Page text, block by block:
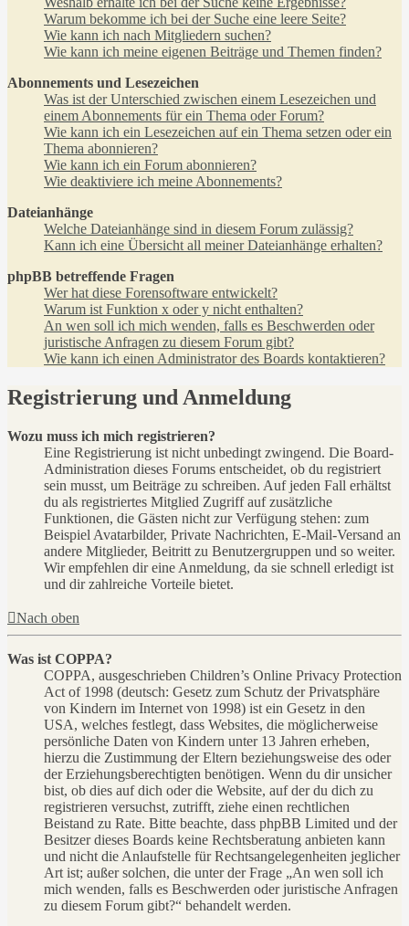
Warum bekomme ich bei der Suche eine leere Seite?
Wie kann ich nach Mitgliedern suchen?
Wie kann ich meine eigenen Beiträge und Themen finden?
Abonnements und Lesezeichen
Was ist der Unterschied zwischen einem Lesezeichen und
einem Abonnements für ein Thema oder Forum?
Wie kann ich ein Lesezeichen auf ein Thema setzen oder ein
Thema abonnieren?
Wie kann ich ein Forum abonnieren?
Wie deaktiviere ich meine Abonnements?
Dateianhänge
Welche Dateianhänge sind in diesem Forum zulässig?
Kann ich eine Übersicht all meiner Dateianhänge erhalten?
phpBB betreffende Fragen
Wer hat diese Forensoftware entwickelt?
Warum ist Funktion x oder y nicht enthalten?
An wen soll ich mich wenden, falls es Beschwerden oder
juristische Anfragen zu diesem Forum gibt?
Wie kann ich einen Administrator des Boards kontaktieren?
Registrierung und Anmeldung
Wozu muss ich mich registrieren?
Eine Registrierung ist nicht unbedingt zwingend. Die Board-
Administration dieses Forums entscheidet, ob du registriert
sein musst, um Beiträge zu schreiben. Auf jeden Fall erhältst
du als registriertes Mitglied Zugriff auf zusätzliche
Funktionen, die Gästen nicht zur Verfügung stehen: zum
Beispiel Avatarbilder, Private Nachrichten, E-Mail-Versand an
andere Mitglieder, Beitritt zu Benutzergruppen und so weiter.
Wir empfehlen dir eine Anmeldung, da sie schnell erledigt ist
und dir zahlreiche Vorteile bietet.
Nach oben
Was ist COPPA?
COPPA, ausgeschrieben Children’s Online Privacy Protection
Act of 1998 (deutsch: Gesetz zum Schutz der Privatsphäre
von Kindern im Internet von 1998) ist ein Gesetz in den
USA, welches festlegt, dass Websites, die möglicherweise
persönliche Daten von Kindern unter 13 Jahren erheben,
hierzu die Zustimmung der Eltern beziehungsweise des oder
der Erziehungsberechtigten benötigen. Wenn du dir unsicher
bist, ob dies auf dich oder die Website, auf der du dich zu
registrieren versuchst, zutrifft, ziehe einen rechtlichen
Beistand zu Rate. Bitte beachte, dass phpBB Limited und der
Besitzer dieses Boards keine Rechtsberatung anbieten kann
und nicht die Anlaufstelle für Rechtsangelegenheiten jeglicher
Art ist; außer solchen, die unter der Frage „An wen soll ich
mich wenden, falls es Beschwerden oder juristische Anfragen
zu diesem Forum gibt?“ behandelt werden.